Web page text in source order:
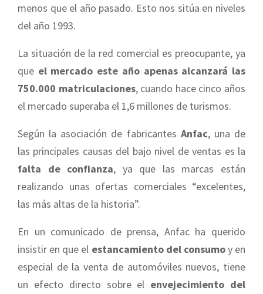
menos que el año pasado. Esto nos sitúa en niveles
del año 1993.
La situación de la red comercial es preocupante, ya
que el mercado este año apenas alcanzará las
750.000 matriculaciones, cuando hace cinco años
el mercado superaba el 1,6 millones de turismos.
Según la asociación de fabricantes Anfac, una de
las principales causas del bajo nivel de ventas es la
falta de confianza, ya que las marcas están
realizando unas ofertas comerciales “excelentes,
las más altas de la historia”.
En un comunicado de prensa, Anfac ha querido
insistir en que el estancamiento del consumoy en
especial de la venta de automóviles nuevos, tiene
un efecto directo sobre el envejecimiento del